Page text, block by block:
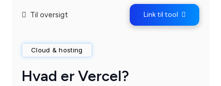
Til oversigt Link til tool
Cloud & hosting
Hvad er Vercel?